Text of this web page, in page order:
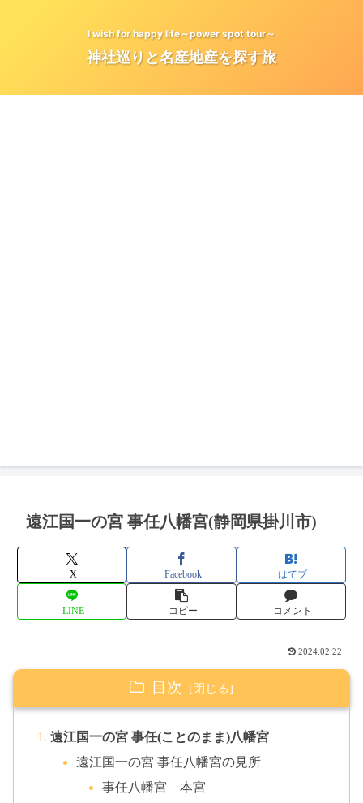
I wish for happy life～power spot tour～
神社巡りと名産地産を探す旅
遠江国一の宮 事任八幡宮(静岡県掛川市)
X Facebook はてブ
LINE コピー コメント
2024.02.22
目次
遠江国一の宮 事任(ことのまま)八幡宮
遠江国一の宮 事任八幡宮の見所
事任八幡宮 本宮